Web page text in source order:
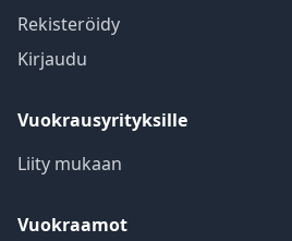
Rekisteröidy
Kirjaudu
Vuokrausyrityksille
Liity mukaan
Vuokraamot